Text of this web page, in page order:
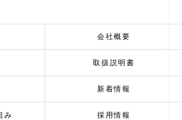
会社概要
取扱説明書
新着情報
み 採用情報